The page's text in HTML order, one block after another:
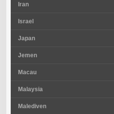
Iran
Israel
Japan
Jemen
Macau
Malaysia
Malediven